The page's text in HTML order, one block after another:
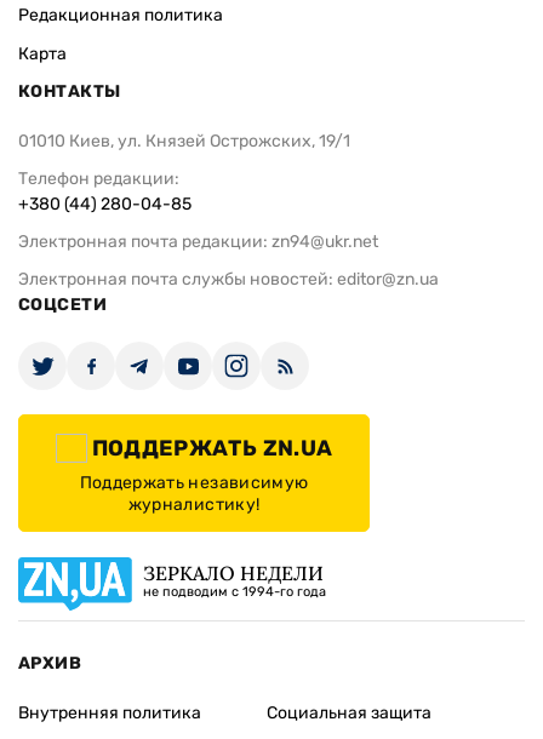
Редакционная политика
Карта
КОНТАКТЫ
01010 Киев, ул. Князей Острожских, 19/1
Телефон редакции:
+380 (44) 280-04-85
Электронная почта редакции: zn94@ukr.net
Электронная почта службы новостей: editor@zn.ua
СОЦСЕТИ
ПОДДЕРЖАТЬ ZN.UA
Поддержать независимую
журналистику!
ЗЕРКАЛО НЕДЕЛИ
не подводим с 1994-го года
АРХИВ
Внутренняя политика
Социальная защита